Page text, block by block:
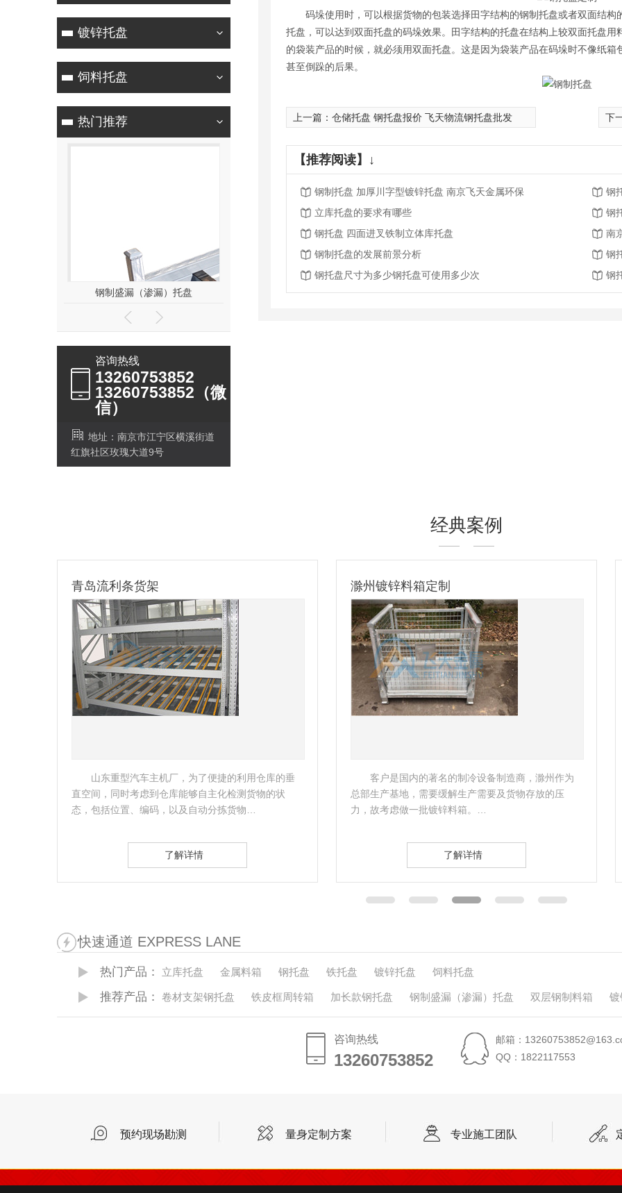
镀锌托盘
饲料托盘
热门推荐
钢制盛漏（渗漏）托盘
咨询热线
13260753852
13260753852（微
信）
地址：南京市江宁区横溪街道
红旗社区玫瑰大道9号
码垛使用时，可以根据货物的包装选择田字结构的钢制托盘或者双面结构
托盘，可以达到双面托盘的码垛效果。田字结构的托盘在结构上较双面托盘
的袋装产品的时候，就必须用双面托盘。这是因为袋装产品在码垛时不像纸箱
甚至倒跺的后果。
上一篇： 仓储托盘 钢托盘报价 飞天物流钢托盘批发 下
【推荐阅读】↓
钢制托盘 加厚川字型镀锌托盘 南京飞天金属环保
钢
立库托盘的要求有哪些
钢
钢托盘 四面进叉铁制立体库托盘
南
钢制托盘的发展前景分析
钢
钢托盘尺寸为多少钢托盘可使用多少次
钢
经典案例
青岛流利条货架
山东重型汽车主机厂，为了便捷的利用仓库的垂
直空间，同时考虑到仓库能够自主化检测货物的状
态，包括位置、编码，以及自动分拣货物…
了解详情
滁州镀锌料箱定制
客户是国内的著名的制冷设备制造商，滁州作为
总部生产基地，需要缓解生产需要及货物存放的压
力，故考虑做一批镀锌料箱。…
了解详情
快速通道 EXPRESS LANE
热门产品： 立库托盘 金属料箱 钢托盘 铁托盘 镀锌托盘 饲料托盘
推荐产品： 卷材支架钢托盘 铁皮框周转箱 加长款钢托盘 钢制盛漏（渗漏）托盘 双层钢制料箱 镀
咨询热线
13260753852
13260753852
邮箱：
QQ：1822117553
预约现场勘测 量身定制方案 专业施工团队